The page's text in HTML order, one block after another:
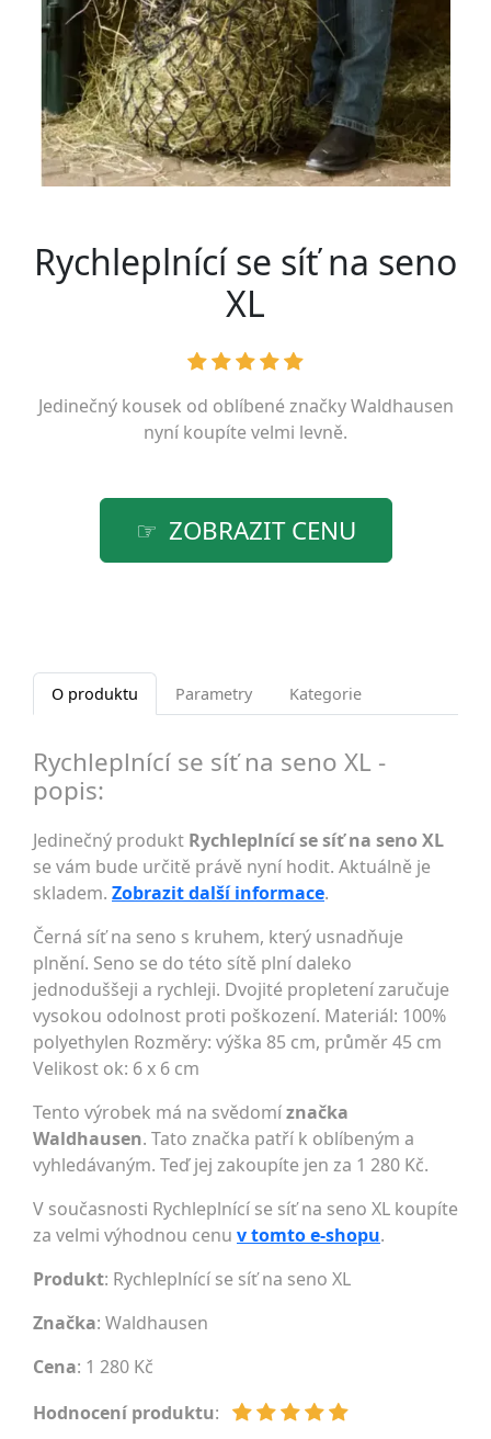
Rychleplnící se síť na seno
XL
Jedinečný kousek od oblíbené značkyWaldhausen
nyní koupíte velmi levně.
ZOBRAZIT CENU
O produktu Parametry Kategorie
Rychleplnící se síť na seno XL -
popis:
Jedinečný produkt Rychleplnící se síť na seno XL
se vám bude určitě právě nyní hodit. Aktuálně je
skladem. Zobrazit další informace.
Černá síť na seno s kruhem, který usnadňuje
plnění. Seno se do této sítě plní daleko
jednoduššeji a rychleji. Dvojité propletení zaručuje
vysokou odolnost proti poškození. Materiál: 100%
polyethylen Rozměry: výška 85 cm, průměr 45 cm
Velikost ok: 6 x 6 cm
Tento výrobek má na svědomíznačka
Waldhausen. Tato značka patří k oblíbeným a
vyhledávaným. Teď jej zakoupíte jen za 1 280 Kč.
V současnosti Rychleplnící se síť na seno XL koupíte
za velmi výhodnou cenu v tomto e-shopu.
Produkt: Rychleplnící se síť na seno XL
Značka: Waldhausen
Cena: 1 280 Kč
Hodnocení produktu: